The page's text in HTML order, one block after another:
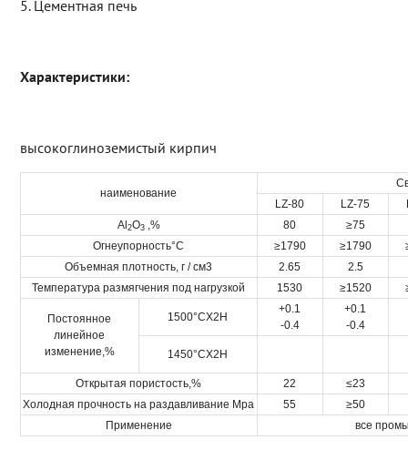
5. Цементная печь
Характеристики:
высокоглиноземистый кирпич
наименование
LZ-80
LZ-75
Al 2O3,% 80
≥75
Огнеупорность°C
≥1790 ≥1790
Объемная плотность, г / см3
2.65
2.5
Температура размягчения под нагрузкой
1530 ≥1520
Постоянное
линейное
изменение,%
1500°CX2H
+0.1
-0.4
+0.1
-0.4
1450°CX2H
Открытая пористость,% 22
≤23
Холодная прочность на раздавливание Mpa
55
≥50
Применение
все